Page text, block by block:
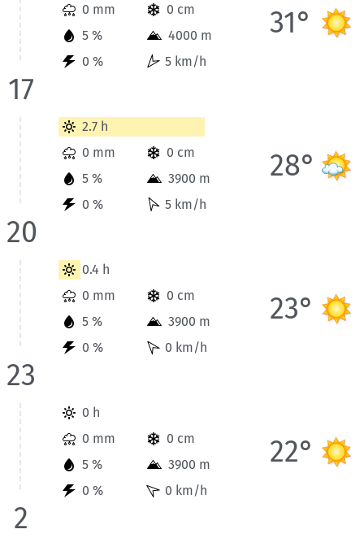
17
0 mm
0 cm
0 %
5 %
4000 m
5 km/h
31°
Wetterinformationen der Station Berchtesgaden für Heute
20
2.7 h
0 mm
0 cm
0 %
5 %
3900 m
5 km/h
28°
Wetterinformationen der Station Berchtesgaden für Heute
23
0.4 h
0 mm
0 cm
0 %
5 %
3900 m
0 km/h
23°
Wetterinformationen der Station Berchtesgaden für Heute
2
0 h
0 mm
0 cm
0 %
5 %
3900 m
0 km/h
22°